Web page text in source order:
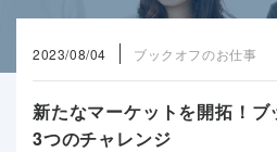
2023/08/04 ブックオフのお仕事
新たなマーケットを開拓！ブ
3つのチャレンジ